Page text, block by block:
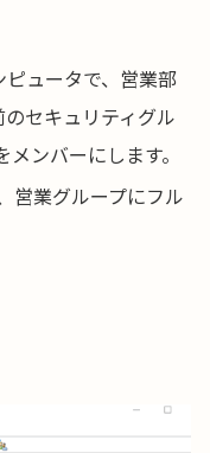
ュータで、営業部
セキュリティグル
ンバーにします。
営業グループにフル